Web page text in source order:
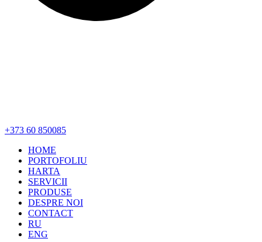
+373 60 850085
HOME
PORTOFOLIU
HARTA
SERVICII
PRODUSE
DESPRE NOI
CONTACT
RU
ENG